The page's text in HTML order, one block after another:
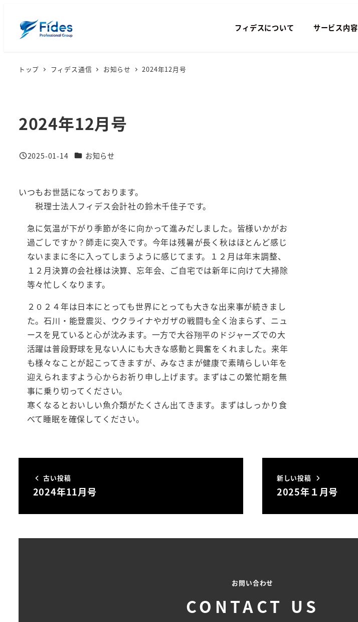
フィデスについて サービス内容
トップ フィデス通信 お知らせ 2024年12月号
2024年12月号
投稿日
2025-01-14 カテゴリー
お知らせ
いつもお世話になっております。
税理士法人フィデス会計社の鈴木千佳子です。
急に気温が下がり季節が冬に向かって進みだしました。皆様いかがお
過ごしですか？師走に突入です。今年は残暑が長く秋はほとんど感じ
ないままに冬に入ってしまうように感じてます。１２月は年末調整、
１２月決算の会社様は決算、忘年会、ご自宅では新年に向けて大掃除
等々忙しくなります。
２０２４年は日本にとっても世界にとっても大きな出来事が続きまし
た。石川・能登震災、ウクライナやガザの戦闘も全く治まらず、ニュ
ースを見ていると心が沈みます。一方で大谷翔平のドジャーズでの大
活躍は普段野球を見ない人にも大きな感動と興奮をくれました。来年
も様々なことが起こってきますが、みなさまが健康で素晴らしい年を
迎えられますよう心からお祈り申し上げます。まずはこの繁忙期を無
事に乗り切ってください。
寒くなるとおいしい魚介類がたくさん出てきます。まずはしっかり食
べて睡眠を確保してください。
古い投稿
2024年11月号
新しい投稿
2025年１月号
お問い合わせ
CONTACT US